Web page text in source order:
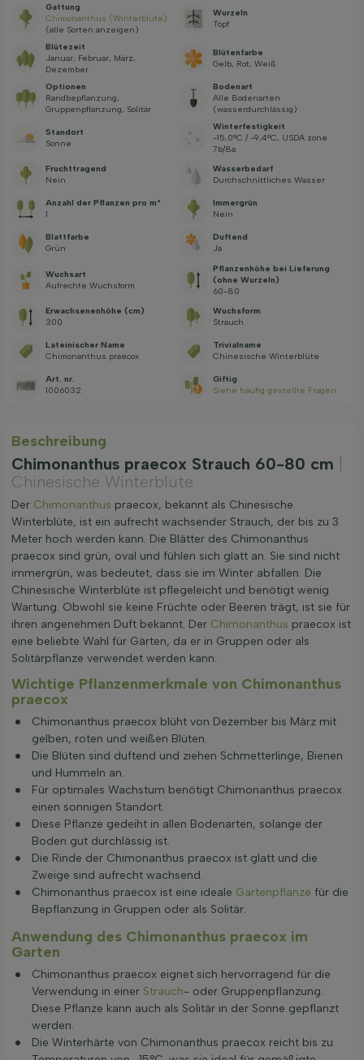
Gattung
Chimonanthus (Winterblüte)
(alle Sorten anzeigen)
Wurzeln
Topf
Blütezeit
Januar, Februar, März,
Dezember
Blütenfarbe
Gelb, Rot, Weiß
Optionen
Randbepflanzung,
Gruppenpflanzung, Solitär
Bodenart
Alle Bodenarten
(wasserdurchlässig)
Standort
Sonne
Winterfestigkeit
-15,0°C / -9,4°C, USDA zone
7b/8a
Fruchttragend
Nein
Wasserbedarf
Durchschnittliches Wasser
Anzahl der Pflanzen pro m²
1
Immergrün
Nein
Blattfarbe
Grün
Duftend
Ja
Wuchsart
Aufrechte Wuchsform
Pflanzenhöhe bei Lieferung
(ohne Wurzeln)
60-80
Erwachsenenhöhe (cm)
300
Wuchsform
Strauch
Lateinischer Name
Chimonanthus praecox
Trivialname
Chinesische Winterblüte
Art. nr.
1006032
Giftig
Siehe häufig gestellte Fragen
Beschreibung
Chimonanthus praecox Strauch 60-80 cm
Chinesische Winterblüte
Der Chimonanthus praecox, bekannt als Chinesische
Winterblüte, ist ein aufrecht wachsender Strauch, der bis zu 3
Meter hoch werden kann. Die Blätter des Chimonanthus
praecox sind grün, oval und fühlen sich glatt an. Sie sind nicht
immergrün, was bedeutet, dass sie im Winter abfallen. Die
Chinesische Winterblüte ist pflegeleicht und benötigt wenig
Wartung. Obwohl sie keine Früchte oder Beeren trägt, ist sie für
ihren angenehmen Duft bekannt. Der Chimonanthus praecox ist
eine beliebte Wahl für Gärten, da er in Gruppen oder als
Solitärpflanze verwendet werden kann.
Wichtige Pflanzenmerkmale von Chimonanthus
praecox
Chimonanthus praecox blüht von Dezember bis März mit
gelben, roten und weißen Blüten.
Die Blüten sind duftend und ziehen Schmetterlinge, Bienen
und Hummeln an.
Für optimales Wachstum benötigt Chimonanthus praecox
einen sonnigen Standort.
Diese Pflanze gedeiht in allen Bodenarten, solange der
Boden gut durchlässig ist.
Die Rinde der Chimonanthus praecox ist glatt und die
Zweige sind aufrecht wachsend.
Chimonanthus praecox ist eine ideale Gartenpflanze für die
Bepflanzung in Gruppen oder als Solitär.
Anwendung des Chimonanthus praecox im
Garten
Chimonanthus praecox eignet sich hervorragend für die
Verwendung in einer Strauch- oder Gruppenpflanzung.
Diese Pflanze kann auch als Solitär in der Sonne gepflanzt
werden.
Die Winterhärte von Chimonanthus praecox reicht bis zu